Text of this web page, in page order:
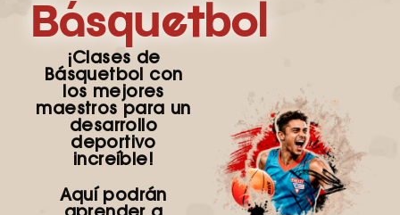
Básquetbol
¡Clases de
Básquetbol con
los mejores
maestros para un
desarrollo
deportivo
increíble!
Aquí podrán